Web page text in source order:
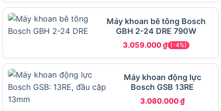
Chức năng chính
Khoan thường, Bắt vít trượt, Khoan
(Bản Solo)
Thân máy (chưa kèm pin và sạc)
Thời gian bảo hành 6 tháng
Bảng trên liệt kê đầy đủ 13 thông số kỹ thuật
Máy khoan bê tông Bosch
GBH 2-24 DRE 790W
3.059.000₫ (-4%)
Máy khoan động lực
Bosch GSB 13RE
3.080.000₫